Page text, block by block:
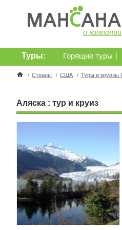
о компании
Горящие туры
Туры:
/ Страны / США / Туры и
Аляска : тур и круиз